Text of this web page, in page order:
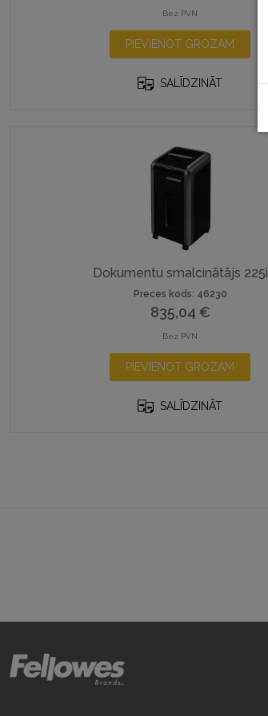
Bez PVN
PIEVIENOT GROZAM
SALĪDZINĀT
Dokumentu smalcinātājs 225i
Preces kods: 46230
835,04 €
Bez PVN
PIEVIENOT GROZAM
SALĪDZINĀT